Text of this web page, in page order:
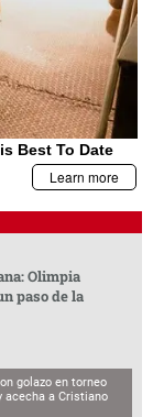
Olimpia
paso de la
golazo en torneo
acecha a Cristiano